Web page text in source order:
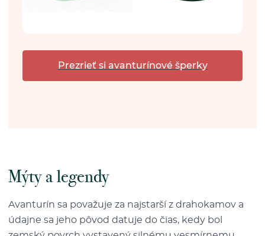
Prezrieť si avanturínové šperky
Mýty a legendy
Avanturín sa považuje za najstarší z drahokamov a
údajne sa jeho pôvod datuje do čias, kedy bol